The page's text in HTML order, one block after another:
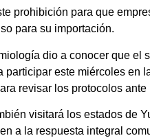
prohibición para que
para su importación.
dio a conocer que
participar este miércoles
revisar los protocolos
visitará los estados de
a la respuesta integral